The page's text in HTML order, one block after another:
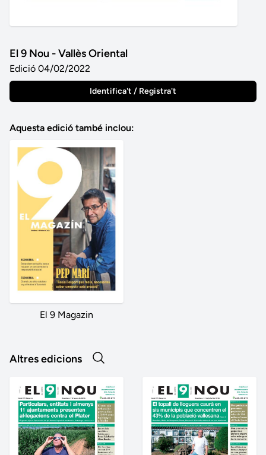
El 9 Nou - Vallès Oriental
Edició 04/02/2022
Identifica't / Registra't
Aquesta edició també inclou:
El 9 Magazin
Altres edicions